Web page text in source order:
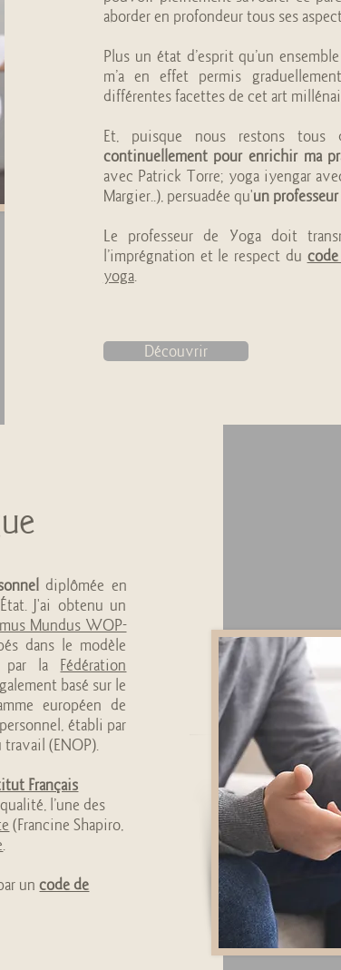
aborder en profondeur tous ses
Plus un état d’esprit qu’un
m’a en effet permis
différentes facettes de cet art
Et, puisque nous restons tous
continuellement pour enrichir ma
avec Patrick Torre; yoga iyengar
Margier..), persuadée qu'un
Le professeur de Yoga doit
l’imprégnation et le respect du
yoga.
Découvrir
diplômée en
J'ai obtenu un
Mundus WOP-
dans le modèle
par la Fédération
basé sur le
européen de
établi par
travail (ENOP).
Français
l’une des
(Francine Shapiro,
.
un code de